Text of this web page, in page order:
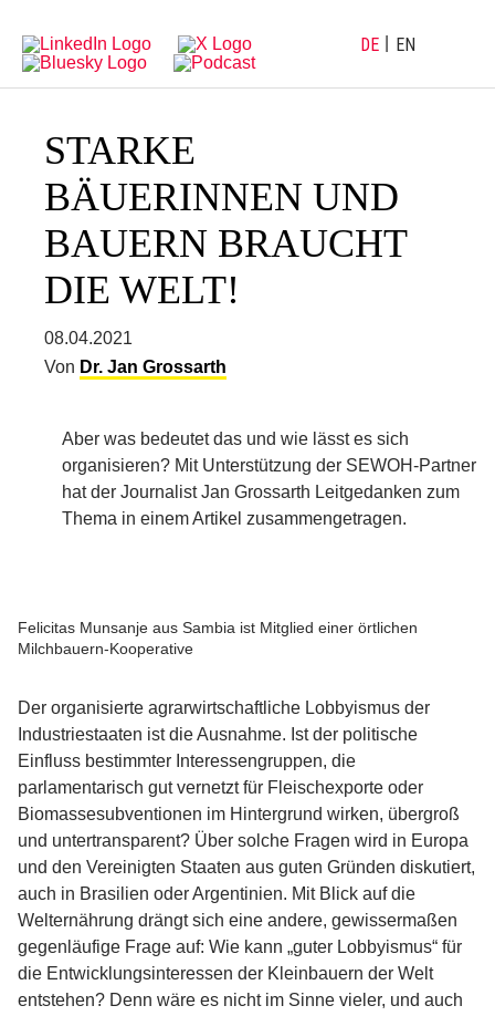
Hauptnavigation
Inhalt
DE EN
STARKE
BÄUERINNEN UND
BAUERN BRAUCHT
DIE WELT!
08.04.2021
Von Dr. Jan Grossarth
Aber was bedeutet das und wie lässt es sich
organisieren? Mit Unterstützung der SEWOH-Partner
hat der Journalist Jan Grossarth Leitgedanken zum
Thema in einem Artikel zusammengetragen.
Felicitas Munsanje aus Sambia ist Mitglied einer örtlichen
Milchbauern-Kooperative
Der organisierte agrarwirtschaftliche Lobbyismus der
Industriestaaten ist die Ausnahme. Ist der politische
Einfluss bestimmter Interessengruppen, die
parlamentarisch gut vernetzt für Fleischexporte oder
Biomassesubventionen im Hintergrund wirken, übergroß
und untertransparent? Über solche Fragen wird in Europa
und den Vereinigten Staaten aus guten Gründen diskutiert,
auch in Brasilien oder Argentinien. Mit Blick auf die
Welternährung drängt sich eine andere, gewissermaßen
gegenläufige Frage auf: Wie kann „guter Lobbyismus“ für
die Entwicklungsinteressen der Kleinbauern der Welt
entstehen? Denn wäre es nicht im Sinne vieler, und auch